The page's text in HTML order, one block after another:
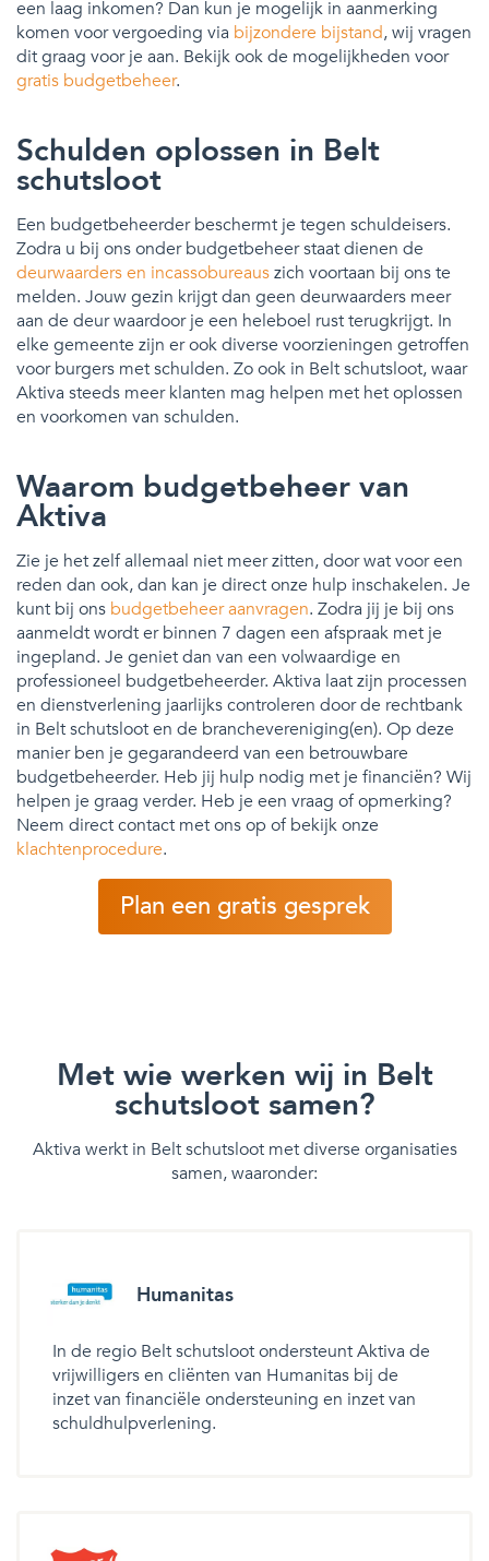
een laag inkomen? Dan kun je mogelijk in aanmerking
komen voor vergoeding via bijzondere bijstand, wij vragen
dit graag voor je aan. Bekijk ook de mogelijkheden voor
gratis budgetbeheer.
Schulden oplossen in Belt
schutsloot
Een budgetbeheerder beschermt je tegen schuldeisers.
Zodra u bij ons onder budgetbeheer staat dienen de
deurwaarders en incassobureauszich voortaan bij ons te
melden. Jouw gezin krijgt dan geen deurwaarders meer
aan de deur waardoor je een heleboel rust terugkrijgt. In
elke gemeente zijn er ook diverse voorzieningen getroffen
voor burgers met schulden. Zo ook in Belt schutsloot, waar
Aktiva steeds meer klanten mag helpen met het oplossen
en voorkomen van schulden.
Waarom budgetbeheer van
Aktiva
Zie je het zelf allemaal niet meer zitten, door wat voor een
reden dan ook, dan kan je direct onze hulp inschakelen. Je
kunt bij ons budgetbeheer aanvragen. Zodra jij je bij ons
aanmeldt wordt er binnen 7 dagen een afspraak met je
ingepland. Je geniet dan van een volwaardige en
professioneel budgetbeheerder. Aktiva laat zijn processen
en dienstverlening jaarlijks controleren door de rechtbank
in Belt schutsloot en de branchevereniging(en). Op deze
manier ben je gegarandeerd van een betrouwbare
budgetbeheerder. Heb jij hulp nodig met je financiën? Wij
helpen je graag verder. Heb je een vraag of opmerking?
Neem direct contact met ons op of bekijk onze
klachtenprocedure.
Plan een gratis gesprek
Met wie werken wij in Belt
schutsloot samen?
Aktiva werkt in Belt schutsloot met diverse organisaties
samen, waaronder:
Humanitas
In de regio Belt schutsloot ondersteunt Aktiva de
vrijwilligers en cliënten van Humanitas bij de
inzet van financiële ondersteuning en inzet van
schuldhulpverlening.